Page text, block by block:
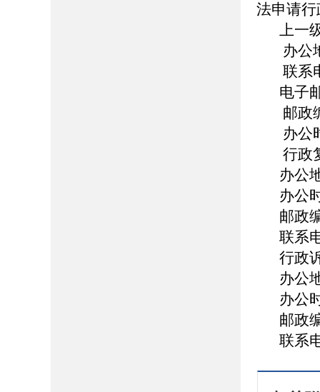
法申请
上一
办公
联系
电子
邮政
办公
行政
办公
办公
邮政
联系
行政
办公
办公
邮政
联系